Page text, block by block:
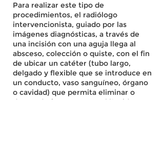
Para realizar este tipo de
procedimientos, el radiólogo
intervencionista, guiado por las
imágenes diagnósticas, a través de
una incisión con una aguja llega al
absceso, colección o quiste, con el fin
de ubicar un catéter (tubo largo,
delgado y flexible que se introduce en
un conducto, vaso sanguíneo, órgano
o cavidad) que permita eliminar o
drenar de forma segura el líquido que